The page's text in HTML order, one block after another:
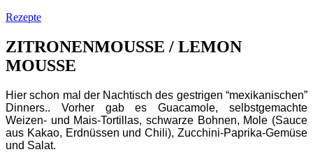
Rezepte
ZITRONENMOUSSE / LEMON
MOUSSE
Hier schon mal der Nachtisch des gestrigen “mexikanischen”
Dinners.. Vorher gab es Guacamole, selbstgemachte
Weizen- und Mais-Tortillas, schwarze Bohnen, Mole (Sauce
aus Kakao, Erdnüssen und Chili), Zucchini-Paprika-Gemüse
und Salat.